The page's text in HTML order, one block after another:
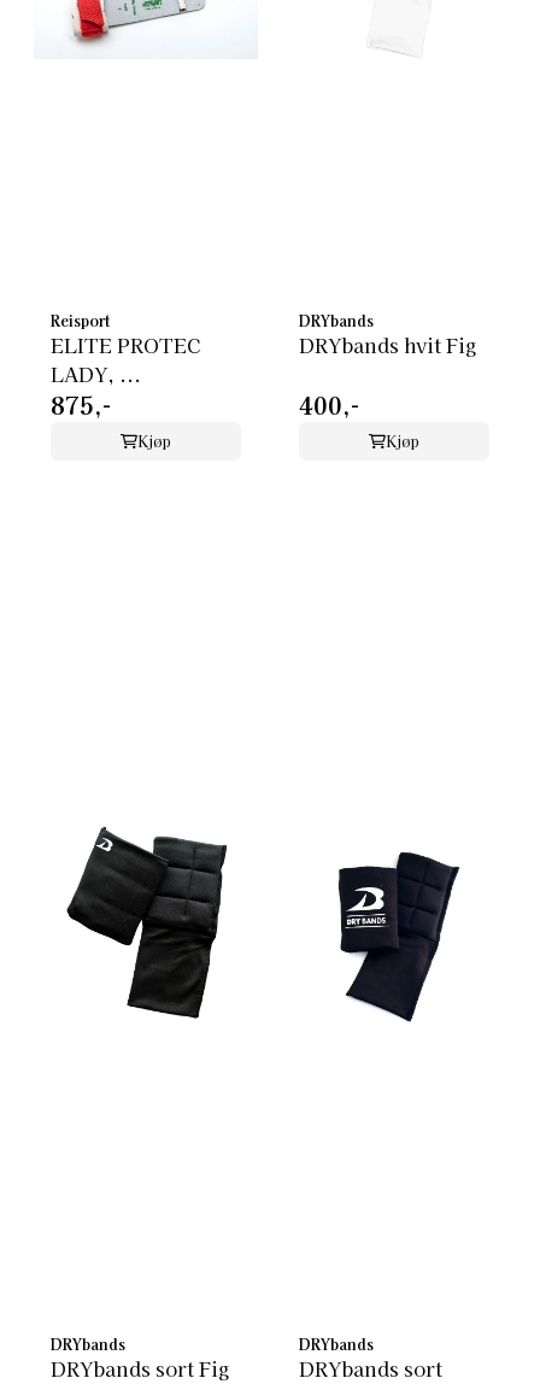
Reisport
ELITE PROTEC
LADY, ...
875,-
Kjøp
DRYbands
DRYbands hvit Fig
400,-
Kjøp
DRYbands
DRYbands sort Fig
DRYbands
DRYbands sort